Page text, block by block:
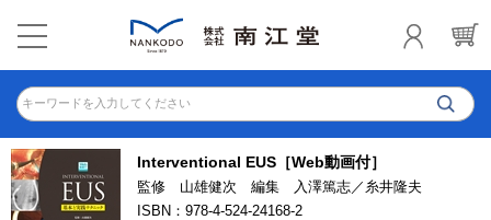
キーワードを入力してください
Interventional EUS［Web動画付］
監修 山雄健次 編集 入澤篤志／糸井隆夫
ISBN：978-4-524-24168-2